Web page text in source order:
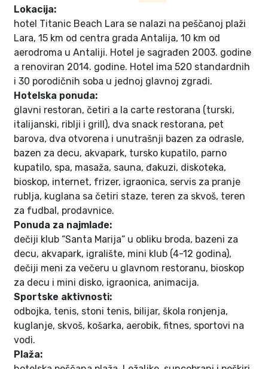
Lokacija:
hotel Titanic Beach Lara se nalazi na peščanoj plaži
Lara, 15 km od centra grada Antalija, 10 km od
aerodroma u Antaliji. Hotel je sagrađen 2003. godine
a renoviran 2014. godine. Hotel ima 520 standardnih
i 30 porodičnih soba u jednoj glavnoj zgradi.
Hotelska ponuda:
glavni restoran, četiri a la carte restorana (turski,
italijanski, riblji i grill), dva snack restorana, pet
barova, dva otvorena i unutrašnji bazen za odrasle,
bazen za decu, akvapark, tursko kupatilo, parno
kupatilo, spa, masaža, sauna, đakuzi, diskoteka,
bioskop, internet, frizer, igraonica, servis za pranje
rublja, kuglana sa četiri staze, teren za skvoš, teren
za fudbal, prodavnice.
Ponuda za najmlađe:
dečiji klub “Santa Marija“ u obliku broda, bazeni za
decu, akvapark, igralište, mini klub (4-12 godina),
dečiji meni za večeru u glavnom restoranu, bioskop
za decu i mini disko, igraonica, animacija.
Sportske aktivnosti:
odbojka, tenis, stoni tenis, bilijar, škola ronjenja,
kuglanje, skvoš, košarka, aerobik, fitnes, sportovi na
vodi.
Plaža: